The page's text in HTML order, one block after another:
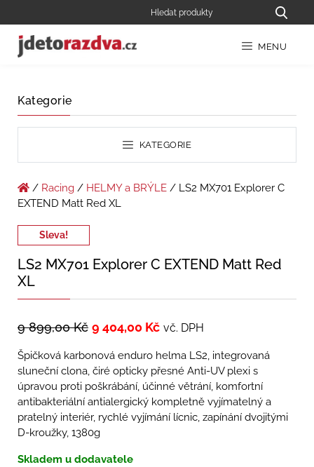
MENU
Kategorie
KATEGORIE
/ Racing / HELMY a BRÝLE / LS2 MX701 Explorer C
EXTEND Matt Red XL
Sleva!
LS2 MX701 Explorer C EXTEND Matt Red
XL
9 899,00Kč 9 404,00 Kč vč. DPH
Špičková karbonová enduro helma LS2, integrovaná
sluneční clona, čiré opticky přesné Anti-UV plexi s
úpravou proti poškrábání, účinné větrání, komfortní
antibakteriální antialergický kompletně vyjímatelný a
pratelný interiér, rychlé vyjímání lícnic, zapínání dvojitými
D-kroužky, 1380g
Skladem u dodavatele